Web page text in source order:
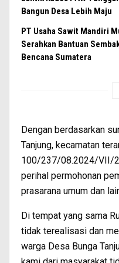
Bangun Desa Lebih Maju
PT Usaha Sawit Mandiri
Serahkan Bantuan
Bencana Sumatera
Dengan berdasarkan
Tanjung, kecamatan
100/237/08.2024/VII/
perihal permohonan
prasarana umum dan
Di tempat yang sama
tidak terealisasi dan
warga Desa Bunga